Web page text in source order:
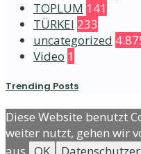
TOPLUM 141
TÜRKEI 233
uncategorized
Video 1
Trending Posts
Diese Website benutzt
weiter nutzt, gehen wir
aus. OK